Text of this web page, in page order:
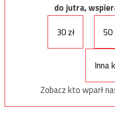
do jutra,
30 zł
50
Inna
Zobacz kto wparł